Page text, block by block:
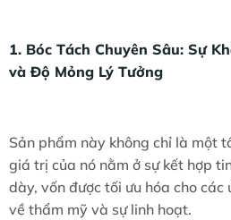
1. Bóc Tách Chuyên Sâu: Sự
và Độ Mỏng Lý Tưởng
Sản phẩm này không chỉ là một
giá trị của nó nằm ở sự kết hợp
dày, vốn được tối ưu hóa cho các
về thẩm mỹ và sự linh hoạt.